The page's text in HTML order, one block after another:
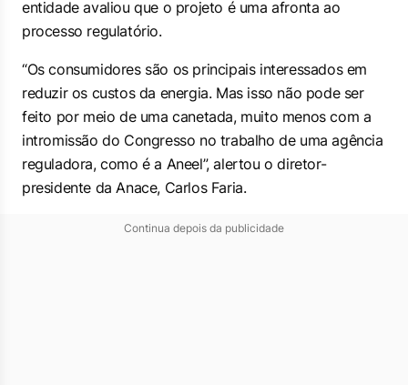
entidade avaliou que o projeto é uma afronta ao
processo regulatório.
“Os consumidores são os principais interessados em
reduzir os custos da energia. Mas isso não pode ser
feito por meio de uma canetada, muito menos com a
intromissão do Congresso no trabalho de uma agência
reguladora, como é a Aneel”, alertou o diretor-
presidente da Anace, Carlos Faria.
Continua depois da publicidade